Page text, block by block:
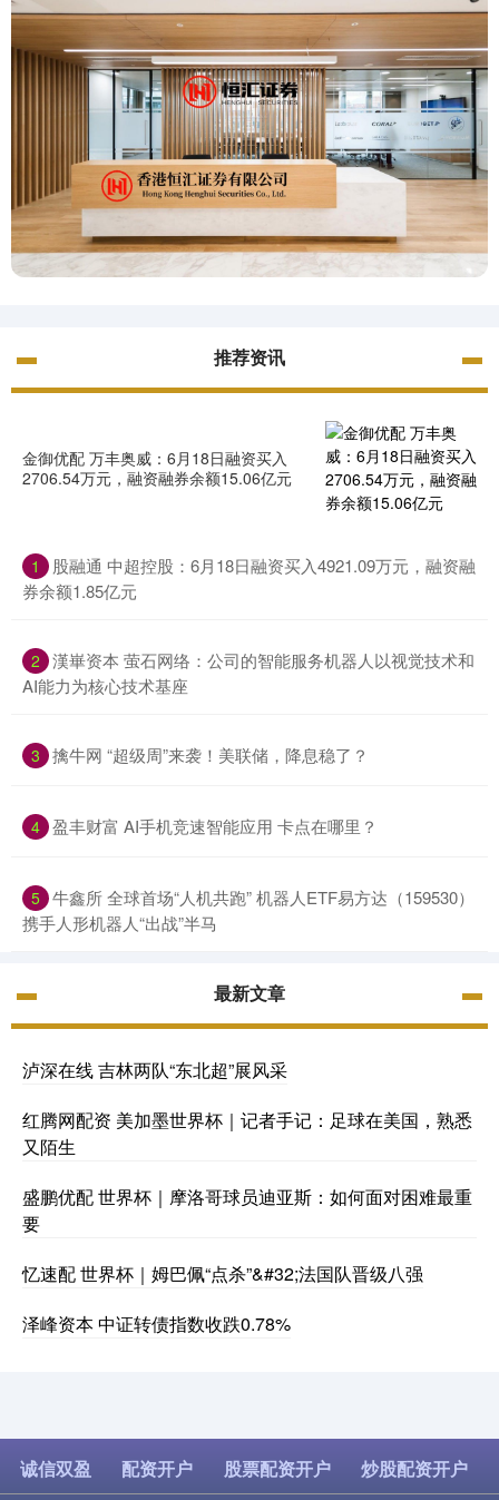
推荐资讯
金御优配 万丰奥威：6月18日融资买入
2706.54万元，融资融券余额15.06亿元
1
股融通 中超控股：6月18日融资买入4921.09万元，融资融
券余额1.85亿元
2 漢崋资本 萤石网络：公司的智能服务机器人以视觉技术和
AI能力为核心技术基座
3 擒牛网 “超级周”来袭！美联储，降息稳了？
4 盈丰财富 AI手机竞速智能应用 卡点在哪里？
5 牛鑫所 全球首场“人机共跑” 机器人ETF易方达（159530）
携手人形机器人“出战”半马
最新文章
泸深在线 吉林两队“东北超”展风采
红腾网配资 美加墨世界杯｜记者手记：足球在美国，熟悉
又陌生
盛鹏优配 世界杯｜摩洛哥球员迪亚斯：如何面对困难最重
要
忆速配 世界杯｜姆巴佩“点杀”&#32;法国队晋级八强
泽峰资本 中证转债指数收跌0.78%
诚信双盈 配资开户 股票配资开户 炒股配资开户